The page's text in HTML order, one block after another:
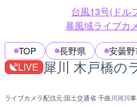
台風13号(ドル
暴風域ライブカ
TOP 長野県 安曇
LIVE 犀川 木戸橋の
ライブカメラ配信元:国土交通省 千曲川河川